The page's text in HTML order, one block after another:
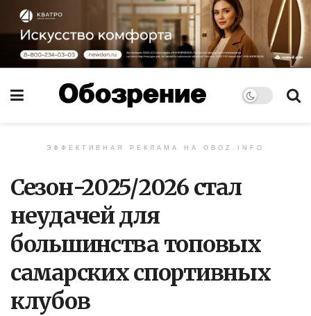
ЭФФЕКТИВНАЯ РЕКЛАМА НА OBOZ.INFO
Сезон-2025/2026 стал
неудачей для
большинства топовых
самарских спортивных
клубов